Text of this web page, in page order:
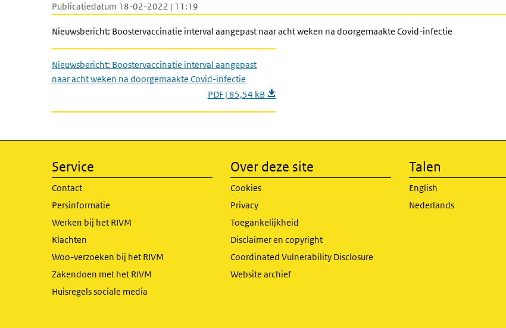
Publicatiedatum 18-02-2022 | 11:19
Nieuwsbericht: Boostervaccinatie interval aangepast naar acht weken na doorgemaakte Covid-infectie
Nieuwsbericht: Boostervaccinatie interval aangepast
naar acht weken na doorgemaakte Covid-infectie
PDF | 85,54 kB
Service
Contact
Persinformatie
Werken bij het RIVM
Klachten
Woo-verzoeken bij het RIVM
Zakendoen met het RIVM
Huisregels sociale media
Over deze site
Cookies
Privacy
Toegankelijkheid
Disclaimer en copyright
Coordinated Vulnerability Disclosure
Website archief
Talen
English
Nederlands